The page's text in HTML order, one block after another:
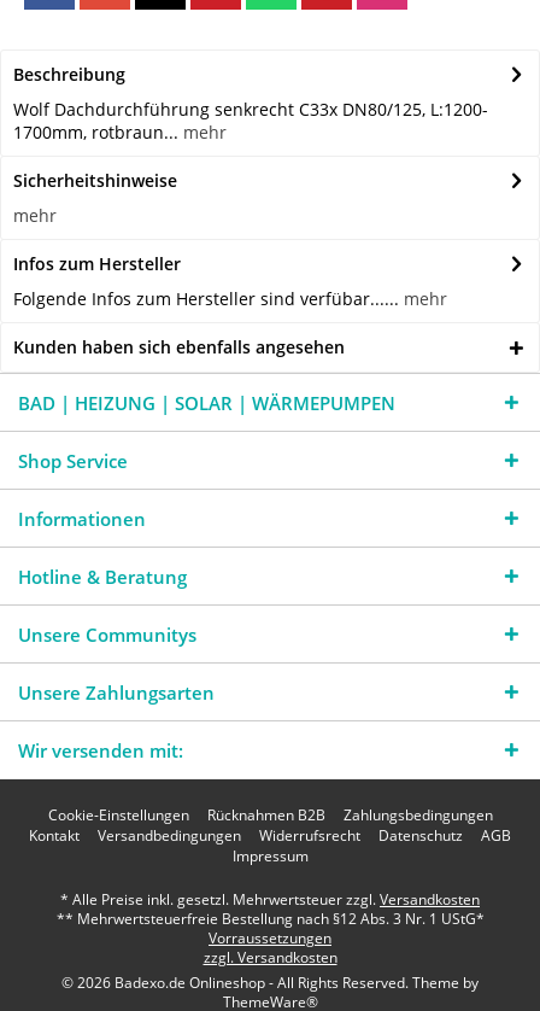
Beschreibung
Wolf Dachdurchführung senkrecht C33x DN80/125, L:1200-
1700mm, rotbraun... mehr
Sicherheitshinweise
mehr
Infos zum Hersteller
Folgende Infos zum Hersteller sind verfübar...... mehr
Kunden haben sich ebenfalls angesehen
BAD | HEIZUNG | SOLAR | WÄRMEPUMPEN
Shop Service
Informationen
Hotline & Beratung
Unsere Communitys
Unsere Zahlungsarten
Wir versenden mit:
Cookie-Einstellungen Rücknahmen B2B
Zahlungsbedingungen
Kontakt
Versandbedingungen Widerrufsrecht Datenschutz
AGB
Impressum
* Alle Preise inkl. gesetzl. Mehrwertsteuer zzgl.Versandkosten
** Mehrwertsteuerfreie Bestellung nach §12 Abs. 3 Nr. 1 UStG*
Vorraussetzungen
zzgl. Versandkosten
© 2026 Badexo.de Onlineshop - All Rights Reserved. Theme by
ThemeWare®